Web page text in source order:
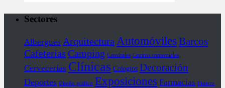
Sectores
Albergues Arquitectura Automóviles Barcos
Cafeterías Camping Catedrales Centros comerciales
Cervecerías Clínicas Colegios Decoración
Deportes Diseño gráfico Exposiciones Farmacias Fisterra